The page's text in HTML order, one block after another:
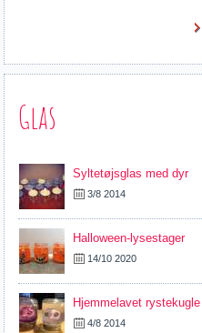
Glas
Syltetøjsglas med dyr
3/8 2014
Halloween-lysestager
14/10 2020
Hjemmelavet rystekugle
4/8 2014